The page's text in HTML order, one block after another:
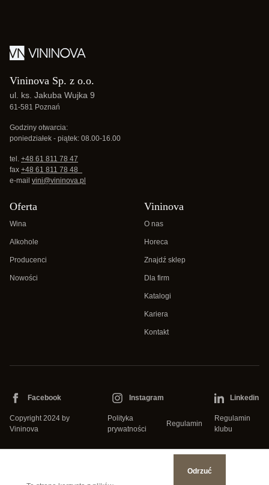
Vininova Sp. z o.o.
ul. ks. Jakuba Wujka 9
61-581 Poznań
Godziny otwarcia:
poniedziałek - piątek: 08.00-16.00
tel. +48 61 811 78 47
fax +48 61 811 78 48
e-mail vini@vininova.pl
Oferta
Wina
Alkohole
Producenci
Nowości
Vininova
O nas
Horeca
Znajdź sklep
Dla firm
Katalogi
Kariera
Kontakt
Copyright 2024 by
Vininova
Polityka
prywatności
Regulamin
Regulamin
klubu
Facebook Instagram Linkedin
Odrzuć